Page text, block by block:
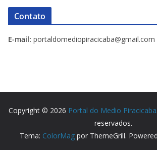
Contato
E-mail: portaldomediopiracicaba@gmail.com
Copyright © 2026 Portal do Medio Piracicaba
reservados.
Tema: ColorMagpor ThemeGrill.